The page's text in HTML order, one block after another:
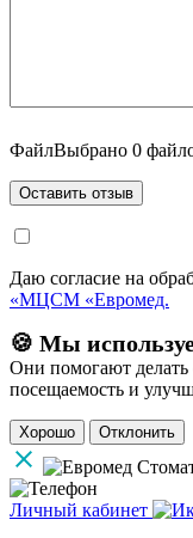
ФайлВыбрано 0
Даю согласие на
«МЦСМ «Евромед.
🍪 Мы
Они помогают делать
посещаемость и
Хорошо Отклонить
Личный кабинет